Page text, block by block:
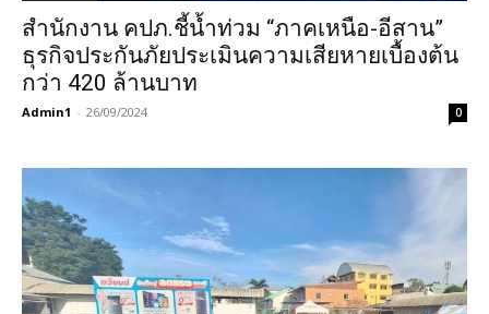
สำนักงาน คปภ.ชี้น้ำท่วม “ภาคเหนือ-อีสาน”
ธุรกิจประกันภัยประเมินความเสียหายเบื้องต้น
กว่า 420 ล้านบาท
Admin1 - 26/09/2024 0